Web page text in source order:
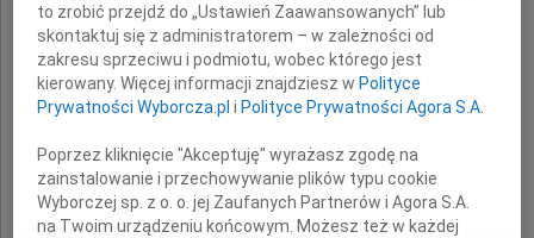
Taty
przyjaciele z "Gazety Wyborczej"
to zrobić przejdź do „Ustawień Zaawansowanych” lub
skontaktuj się z administratorem – w zależności od
zakresu sprzeciwu i podmiotu, wobec którego jest
kierowany. Więcej informacji znajdziesz wPolityce
Prywatności Wyborcza.pl iPolityce Prywatności Agora S.A.
Poprzez kliknięcie "Akceptuję" wyrażasz zgodę na
zainstalowanie i przechowywanie plików typu cookie
Wyborczej sp. z o. o. jej Zaufanych Partnerów i Agora S.A.
na Twoim urządzeniu końcowym. Możesz też w każdej